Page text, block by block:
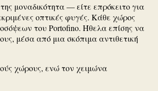
μοναδικότητα — είτε επρόκειτο για
οπτικές φυγές. Κάθε χώρος
του Portofino. Ήθελα επίσης να
μέσα από μια σκόπιμα αντιθετική
χώρους, ενώ τον χειμώνα